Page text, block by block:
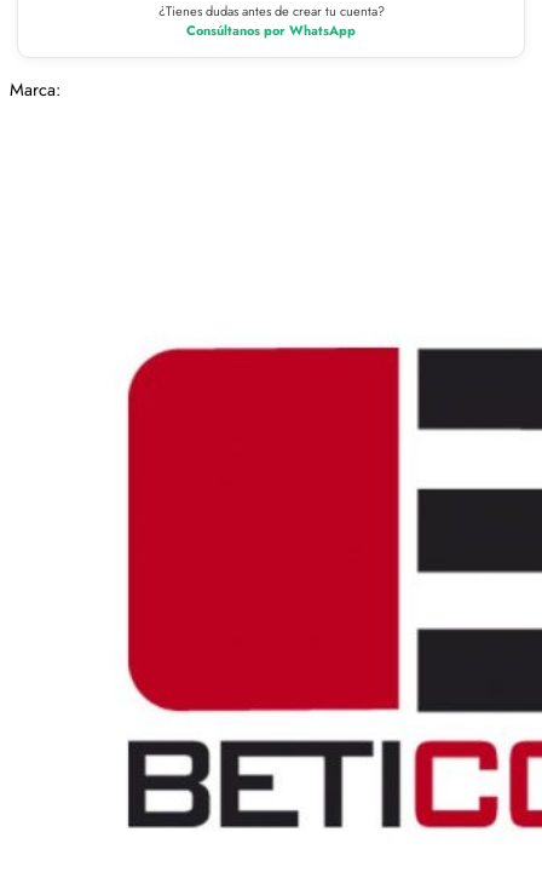
¿Tienes dudas antes de crear tu cuenta?
Consúltanos por WhatsApp
Marca: